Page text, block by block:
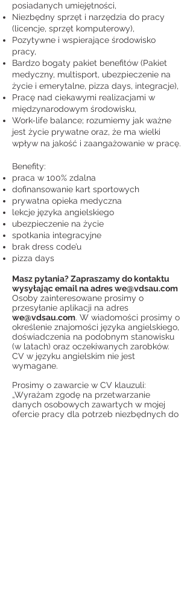
posiadanych umiejętności,
Niezbędny sprzęt i narzędzia do pracy
(licencje, sprzęt komputerowy),
Pozytywne i wspierające środowisko
pracy,
Bardzo bogaty pakiet benefitów (Pakiet
medyczny, multisport, ubezpieczenie na
życie i emerytalne, pizza days, integracje),
Pracę nad ciekawymi realizacjami w
międzynarodowym środowisku,
Work-life balance; rozumiemy jak ważne
jest życie prywatne oraz, że ma wielki
wpływ na jakość i zaangażowanie w pracę.
Benefity:
praca w 100% zdalna
dofinansowanie kart sportowych
prywatna opieka medyczna
lekcje języka angielskiego
ubezpieczenie na życie
spotkania integracyjne
brak dress code’u
pizza days
Masz pytania? Zapraszamy do kontaktu
wysyłając email na adreswe@vdsau.com
Osoby zainteresowane prosimy o
przesyłanie aplikacji na adres
we@vdsau.com. W wiadomości prosimy o
określenie znajomości języka angielskiego,
doświadczenia na podobnym stanowisku
(w latach) oraz oczekiwanych zarobków.
CV w języku angielskim nie jest
wymagane.
Prosimy o zawarcie w CV klauzuli:
„Wyrażam zgodę na przetwarzanie
danych osobowych zawartych w mojej
ofercie pracy dla potrzeb niezbędnych do